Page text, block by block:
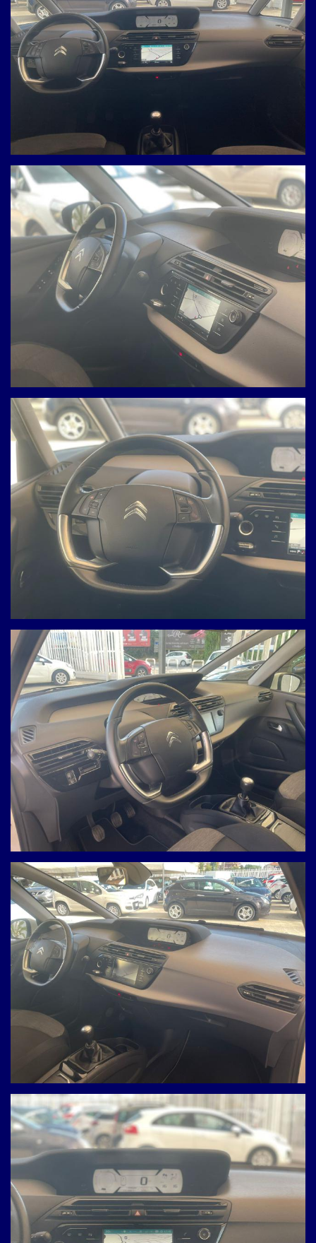
che cerchi sarà disponibile
Ho letto e accetto
l'informativa privacy*
Acconsento al
trattamento dei miei dati
per finalità di marketing
Invia
Queste informazioni non
saranno condivise con terze